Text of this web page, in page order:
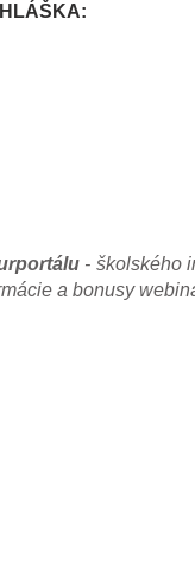
- školského
a bonusy